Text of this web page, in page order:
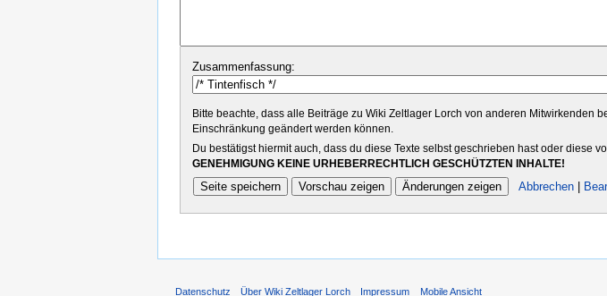
Zusammenfassung:
Bitte beachte, dass alle Beiträge zu Wiki Zeltlager Lorch von anderen Mitwirkenden
Einschränkung geändert werden können.
Du bestätigst hiermit auch, dass du diese Texte selbst geschrieben hast oder diese
GENEHMIGUNG KEINE URHEBERRECHTLICH GESCHÜTZTEN INHALTE!
Abbrechen|
Datenschutz Über Wiki Zeltlager Lorch Impressum Mobile Ansicht